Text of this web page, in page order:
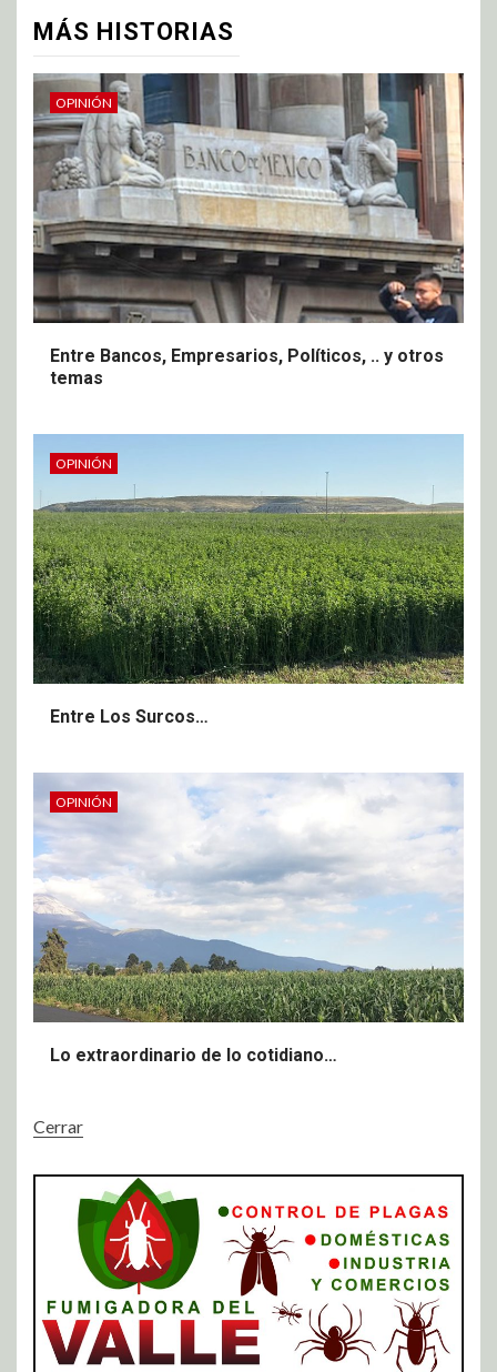
MÁS HISTORIAS
OPINIÓN
Entre Bancos, Empresarios, Políticos, .. y otros
temas
OPINIÓN
Entre Los Surcos…
OPINIÓN
Lo extraordinario de lo cotidiano…
Cerrar